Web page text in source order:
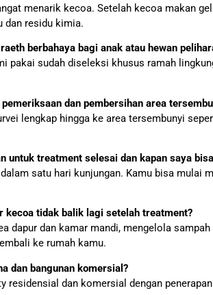
menarik kecoa. Setelah kecoa makan
dan residu kimia.
berbahaya bagi anak atau hewan
pakai sudah diseleksi khusus ramah
dan pembersihan area
lengkap hingga ke area tersembunyi
untuk treatment selesai dan kapan saya
satu hari kunjungan. Kamu bisa mulai
kecoa tidak balik lagi setelah treatment?
dapur dan kamar mandi, mengelola
ke rumah kamu.
dan bangunan komersial?
residensial dan komersial dengan